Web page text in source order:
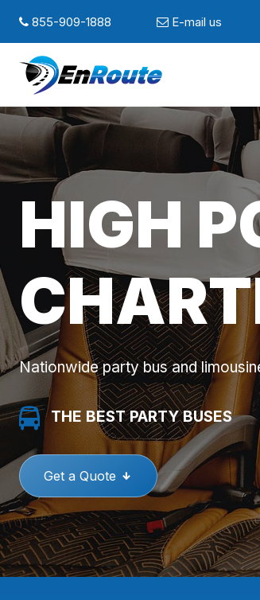
855-909-1888 E-mail us
HIGH
Nationwide party bus and
THE BEST PARTY BUSES
Get a Quote